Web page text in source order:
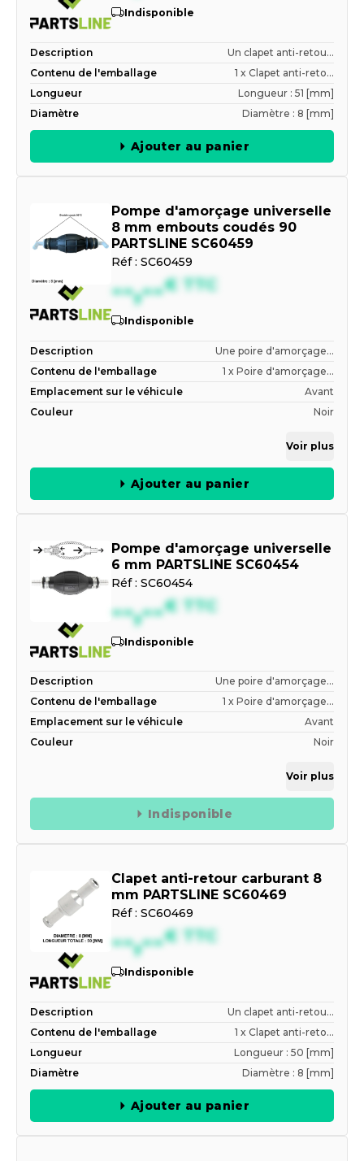
Indisponible
Description
Un clapet anti-retou...
Contenu de l'emballage
1 x Clapet anti-reto...
Longueur
Longueur : 51 [mm]
Diamètre
Diamètre : 8 [mm]
Ajouter au panier
Pompe d'amorçage universelle
8 mm embouts coudés 90
PARTSLINE SC60459
Réf : SC60459
--,--€ TTC
Indisponible
Description
Une poire d'amorçage...
Contenu de l'emballage
1 x Poire d'amorçage...
Emplacement sur le véhicule
Avant
Couleur
Noir
Voir plus
Ajouter au panier
Pompe d'amorçage universelle
6 mm PARTSLINE SC60454
Réf : SC60454
--,--€ TTC
Indisponible
Description
Une poire d'amorçage...
Contenu de l'emballage
1 x Poire d'amorçage...
Emplacement sur le véhicule
Avant
Couleur
Noir
Voir plus
Indisponible
Clapet anti-retour carburant 8
mm PARTSLINE SC60469
Réf : SC60469
--,--€ TTC
Indisponible
Description
Un clapet anti-retou...
Contenu de l'emballage
1 x Clapet anti-reto...
Longueur
Longueur : 50 [mm]
Diamètre
Diamètre : 8 [mm]
Ajouter au panier